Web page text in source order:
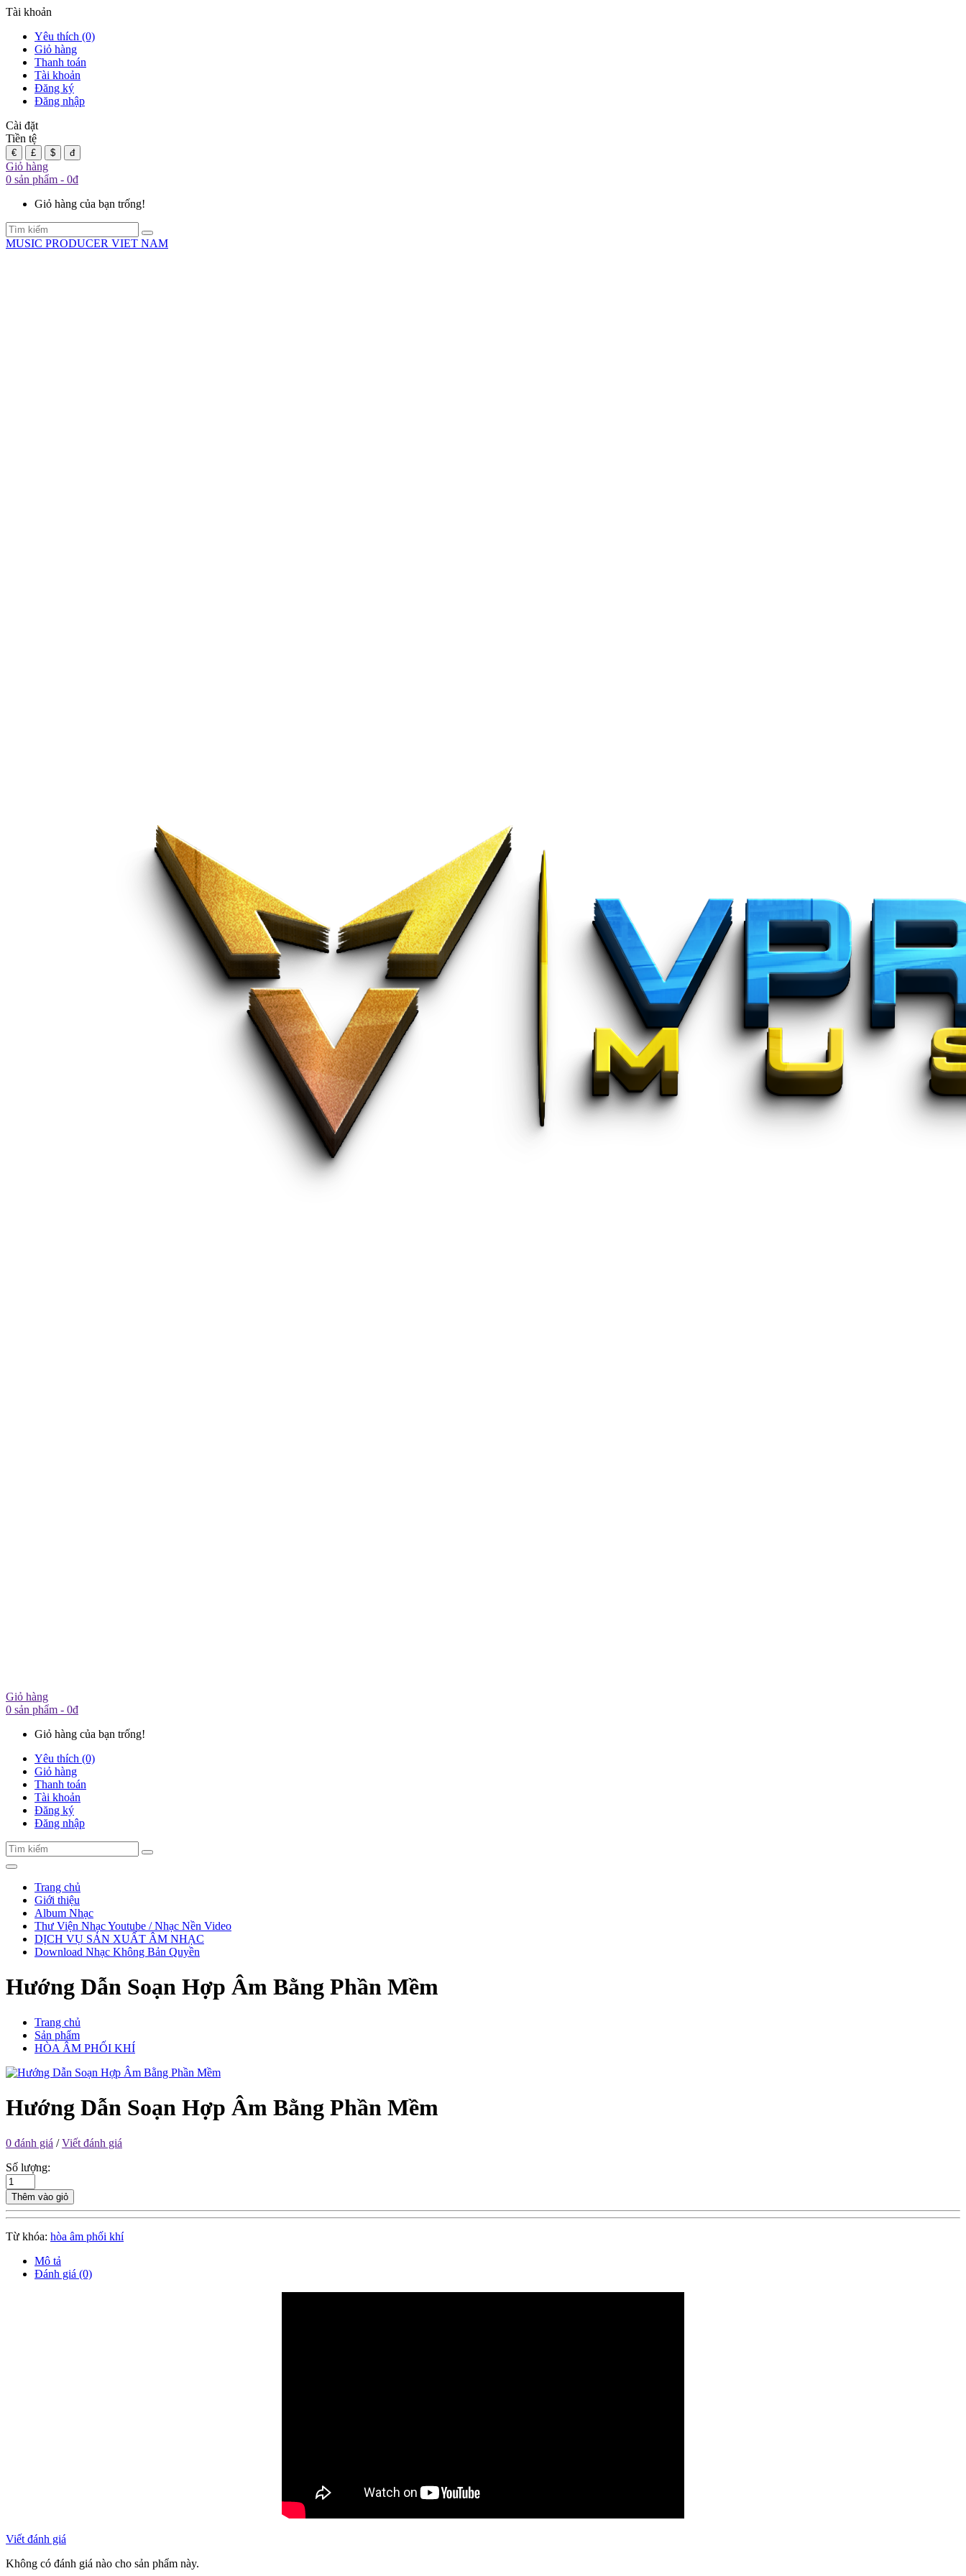
Tài khoản
Yêu thích (0)
Giỏ hàng
Thanh toán
Tài khoản
Đăng ký
Đăng nhập
Cài đặt
Tiền tệ
€ £ $ đ
Giỏ hàng
0 sản phẩm - 0đ
Giỏ hàng của bạn trống!
MUSIC PRODUCER VIET NAM
Giỏ hàng
0 sản phẩm - 0đ
Giỏ hàng của bạn trống!
Yêu thích (0)
Giỏ hàng
Thanh toán
Tài khoản
Đăng ký
Đăng nhập
Trang chủ
Giới thiệu
Album Nhạc
Thư Viện Nhạc Youtube / Nhạc Nền Video
DỊCH VỤ SẢN XUẤT ÂM NHẠC
Download Nhạc Không Bản Quyền
Hướng Dẫn Soạn Hợp Âm Bằng Phần Mềm
Trang chủ
Sản phẩm
HÒA ÂM PHỐI KHÍ
Hướng Dẫn Soạn Hợp Âm Bằng Phần Mềm
0 đánh giá /Viết đánh giá
Số lượng:
Thêm vào giỏ
Từ khóa: hòa âm phối khí
Mô tả
Đánh giá (0)
Viết đánh giá
Không có đánh giá nào cho sản phẩm này.